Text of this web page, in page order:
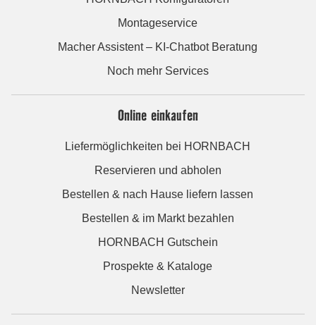
Montageservice
Macher Assistent – KI-Chatbot Beratung
Noch mehr Services
Online einkaufen
Liefermöglichkeiten bei HORNBACH
Reservieren und abholen
Bestellen & nach Hause liefern lassen
Bestellen & im Markt bezahlen
HORNBACH Gutschein
Prospekte & Kataloge
Newsletter